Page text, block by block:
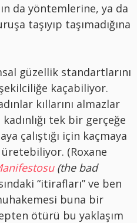
da yöntemlerine, ya da
taşıyıp taşımadığına
güzellik standartlarını
kaçabiliyor.
kıllarını almazlar
tek bir gerçeğe
çalıştığı için kaçmaya
üretebiliyor. (Roxane
(the bad
“itirafları” ve ben
buna bir
ötürü bu yaklaşım